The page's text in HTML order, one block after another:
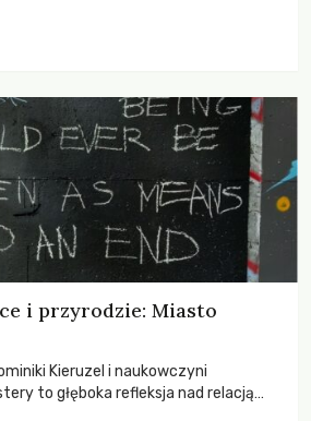
w swoich dziejach.
i przyrodzie: Miasto
Kieruzel i naukowczyni
to głęboka refleksja nad relacją